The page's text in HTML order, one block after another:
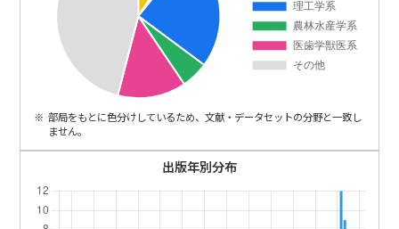
部局をもとに色分けしているため、文献・データセットの分野と一致し
ません。
出版年別分布